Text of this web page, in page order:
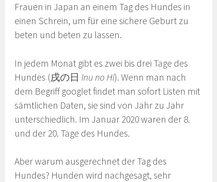
Frauen in Japan an einem Tag des Hundes in
einen Schrein, um für eine sichere Geburt zu
beten und beten zu lassen.
In jedem Monat gibt es zwei bis drei Tage des
Hundes (戌の日 Inu no Hi). Wenn man nach
dem Begriff googlet findet man sofort Listen mit
sämtlichen Daten, sie sind von Jahr zu Jahr
unterschiedlich. Im Januar 2020 waren der 8.
und der 20. Tage des Hundes.
Aber warum ausgerechnet der Tag des
Hundes? Hunden wird nachgesagt, sehr